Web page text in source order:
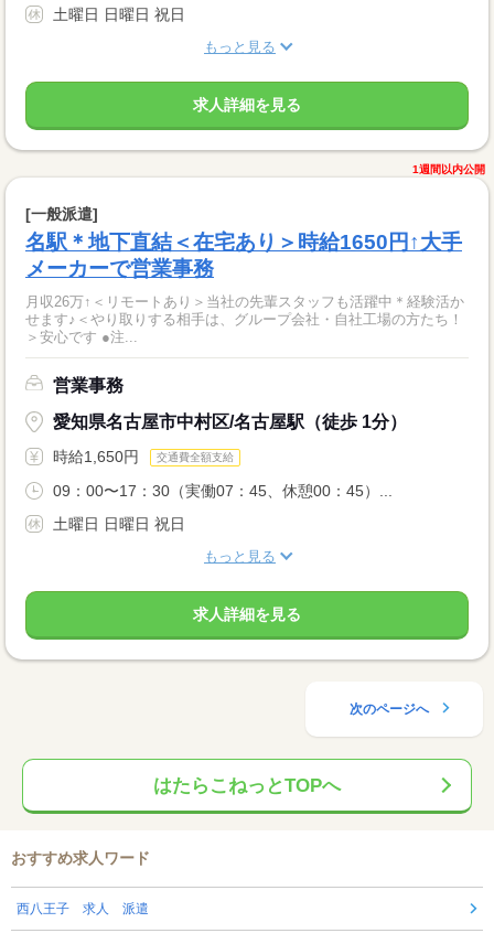
土曜日 日曜日 祝日
もっと見る
求人詳細を見る
1週間以内公開
[一般派遣]
名駅＊地下直結＜在宅あり＞時給1650円↑大手
メーカーで営業事務
月収26万↑＜リモートあり＞当社の先輩スタッフも活躍中＊経験活か
せます♪＜やり取りする相手は、グループ会社・自社工場の方たち！
＞安心です ●注...
営業事務
愛知県名古屋市中村区/名古屋駅（徒歩 1分）
時給1,650円 交通費全額支給
09：00〜17：30（実働07：45、休憩00：45）...
土曜日 日曜日 祝日
もっと見る
求人詳細を見る
次のページへ
はたらこねっとTOPへ
おすすめ求人ワード
西八王子 求人 派遣